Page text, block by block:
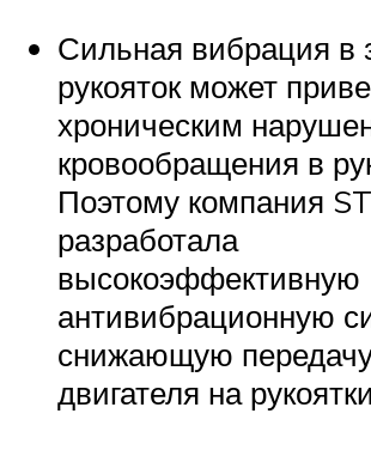
Сильная вибрация в
рукояток может
хроническим
кровообращения в
Поэтому компания
разработала
высокоэффективную
антивибрационную
снижающую
двигателя на